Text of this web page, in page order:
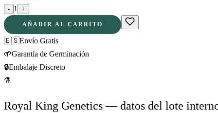
- 1 +
AÑADIR AL CARRITO
🇪🇸Envío Gratis
🌱Garantía de Germinación
🔒Embalaje Discreto
⚗
Royal King Genetics — datos del lote